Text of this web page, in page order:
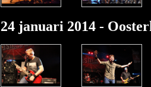
24 januari 2014 -